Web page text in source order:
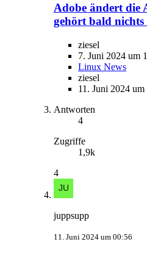
Adobe ändert die
gehört bald nichts
ziesel
7. Juni 2024 um
Linux News
ziesel
11. Juni 2024
Antworten
4
Zugriffe
1,9k
4
juppsupp
11. Juni 2024 um 00:56